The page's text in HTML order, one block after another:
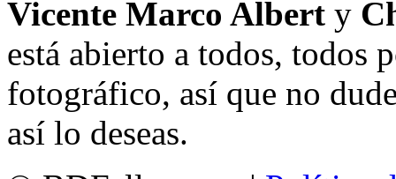
Vicente Marco Albert y
está abierto a todos, todos
fotográfico, así que no
así lo deseas.